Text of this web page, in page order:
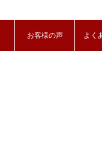
お客様の声 よく